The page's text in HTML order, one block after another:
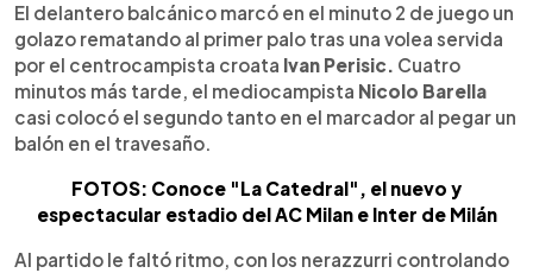
El delantero balcánico marcó en el minuto 2 de juego un
golazo rematando al primer palo tras una volea servida
por el centrocampista croata Ivan Perisic. Cuatro
minutos más tarde, el mediocampista Nicolo Barella
casi colocó el segundo tanto en el marcador al pegar un
balón en el travesaño.
FOTOS: Conoce "La Catedral", el nuevo y
espectacular estadio del AC Milan e Inter de Milán
Al partido le faltó ritmo, con los nerazzurri controlando